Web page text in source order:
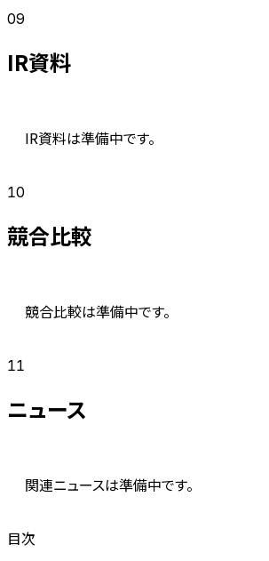
09
IR資料
IR資料は準備中です。
10
競合比較
競合比較は準備中です。
11
ニュース
関連ニュースは準備中です。
目次